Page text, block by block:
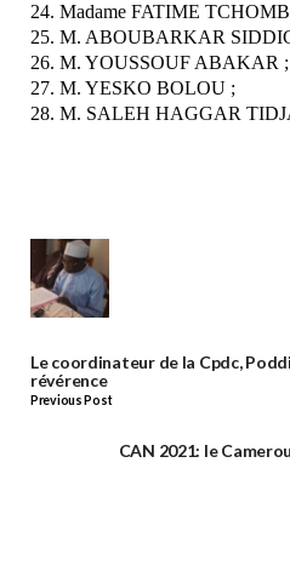
24. Madame FATIME
25. M. ABOUBARKAR
26. M. YOUSSOUF ABAKAR ;
27. M. YESKO BOLOU ;
28. M. SALEH HAGGAR
Le coordinateur de la Cpdc,
révérence
Previous Post
CAN 2021: le